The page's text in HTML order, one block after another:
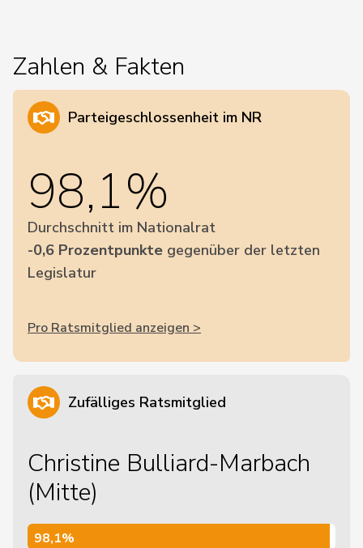
Zahlen & Fakten
Parteigeschlossenheit im NR
98,1%
Durchschnitt im Nationalrat
-0,6 Prozentpunkte gegenüber der letzten
Legislatur
Pro Ratsmitglied anzeigen >
Zufälliges Ratsmitglied
Christine Bulliard-Marbach
(Mitte)
98,1%
98,1%